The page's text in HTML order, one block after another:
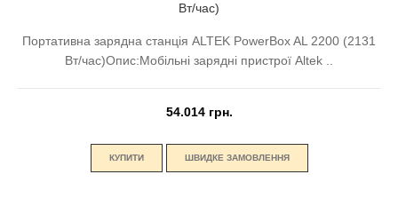
Вт/час)
Портативна зарядна станція ALTEK PowerBox AL 2200 (2131
Вт/час)Опис:Мобільні зарядні пристрої Altek ..
54.014 грн.
КУПИТИ ШВИДКЕ ЗАМОВЛЕННЯ